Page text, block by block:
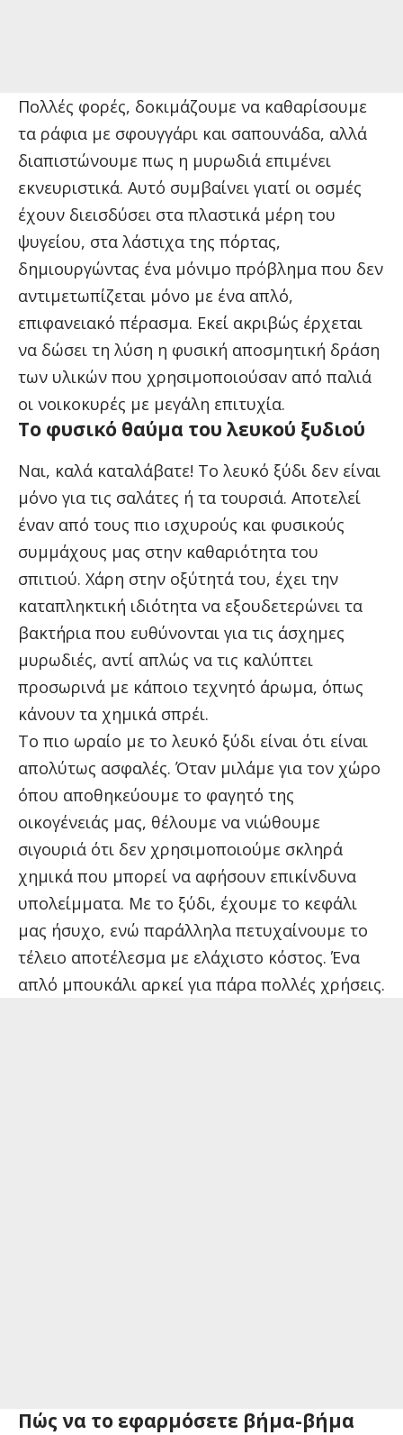
Πολλές φορές, δοκιμάζουμε να καθαρίσουμε
τα ράφια με σφουγγάρι και σαπουνάδα, αλλά
διαπιστώνουμε πως η μυρωδιά επιμένει
εκνευριστικά. Αυτό συμβαίνει γιατί οι οσμές
έχουν διεισδύσει στα πλαστικά μέρη του
ψυγείου, στα λάστιχα της πόρτας,
δημιουργώντας ένα μόνιμο πρόβλημα που δεν
αντιμετωπίζεται μόνο με ένα απλό,
επιφανειακό πέρασμα. Εκεί ακριβώς έρχεται
να δώσει τη λύση η φυσική αποσμητική δράση
των υλικών που χρησιμοποιούσαν από παλιά
οι νοικοκυρές με μεγάλη επιτυχία.
Το φυσικό θαύμα του λευκού ξυδιού
Ναι, καλά καταλάβατε! Το λευκό ξύδι δεν είναι
μόνο για τις σαλάτες ή τα τουρσιά. Αποτελεί
έναν από τους πιο ισχυρούς και φυσικούς
συμμάχους μας στην καθαριότητα του
σπιτιού. Χάρη στην οξύτητά του, έχει την
καταπληκτική ιδιότητα να εξουδετερώνει τα
βακτήρια που ευθύνονται για τις άσχημες
μυρωδιές, αντί απλώς να τις καλύπτει
προσωρινά με κάποιο τεχνητό άρωμα, όπως
κάνουν τα χημικά σπρέι.
Το πιο ωραίο με το λευκό ξύδι είναι ότι είναι
απολύτως ασφαλές. Όταν μιλάμε για τον χώρο
όπου αποθηκεύουμε το φαγητό της
οικογένειάς μας, θέλουμε να νιώθουμε
σιγουριά ότι δεν χρησιμοποιούμε σκληρά
χημικά που μπορεί να αφήσουν επικίνδυνα
υπολείμματα. Με το ξύδι, έχουμε το κεφάλι
μας ήσυχο, ενώ παράλληλα πετυχαίνουμε το
τέλειο αποτέλεσμα με ελάχιστο κόστος. Ένα
απλό μπουκάλι αρκεί για πάρα πολλές χρήσεις.
Πώς να το εφαρμόσετε βήμα-βήμα